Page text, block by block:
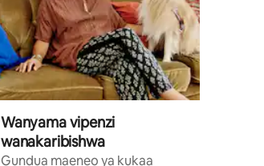
Wanyama vipenzi
wanakaribishwa
Gundua maeneo ya kukaa